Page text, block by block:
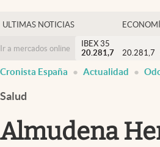
Criptomonedas
ULTIMAS NOTICIAS
Ir a mercados online
IBEX 35
20.281,7
20.281,7
Cronista España Actualidad
Salud
Almudena